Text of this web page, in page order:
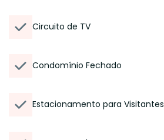
Circuito de TV
Condomínio Fechado
Estacionamento para Visitantes